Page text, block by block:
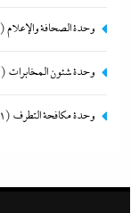
وحدة الصحافة والإعلام(110)
وحدة شئون المخابرات (349)
وحدة مكافحة التطرف (151)